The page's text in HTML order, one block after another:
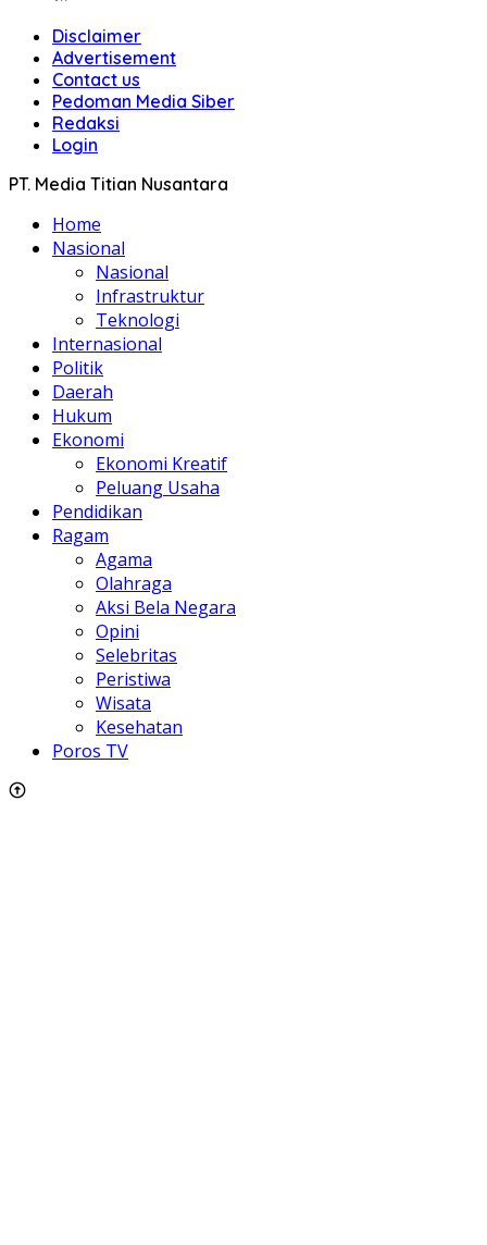
Disclaimer
Advertisement
Contact us
Pedoman Media Siber
Redaksi
Login
PT. Media Titian Nusantara
Home
Nasional
Nasional
Infrastruktur
Teknologi
Internasional
Politik
Daerah
Hukum
Ekonomi
Ekonomi Kreatif
Peluang Usaha
Pendidikan
Ragam
Agama
Olahraga
Aksi Bela Negara
Opini
Selebritas
Peristiwa
Wisata
Kesehatan
Poros TV